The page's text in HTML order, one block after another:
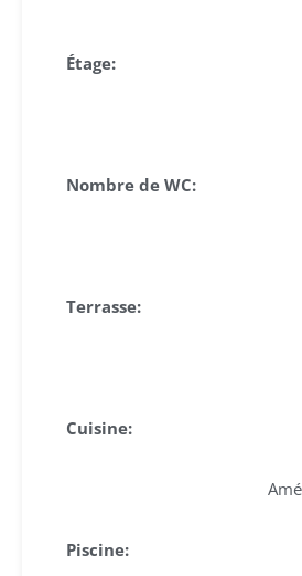
Étage:
Nombre de WC:
Terrasse:
Cuisine:
Piscine: